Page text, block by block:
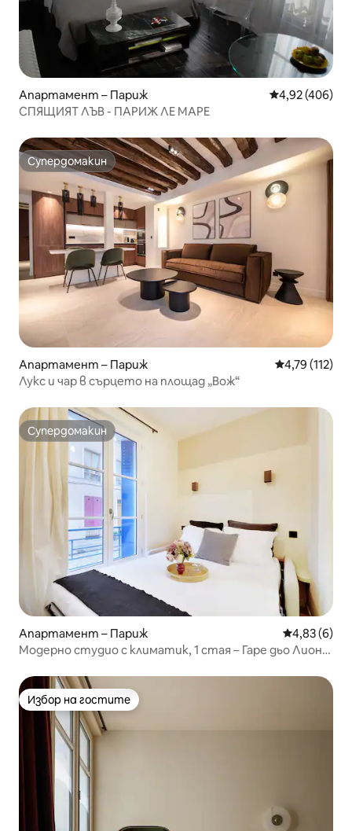
Апартамент – Париж Средна
4,92 (406)
СПЯЩИЯТ ЛЪВ - ПАРИЖ ЛЕ МАРЕ
Супердомакин
Супердомакин
Апартамент – Париж Средна
4,79 (112)
Лукс и чар в сърцето на площад „Вож“
Супердомакин
Супердомакин
Апартамент – Париж Средна
4,83 (6)
Модерно студио с климатик, 1 стая – Гаре дьо Лион/
Избор на гостите
Избор на гостите